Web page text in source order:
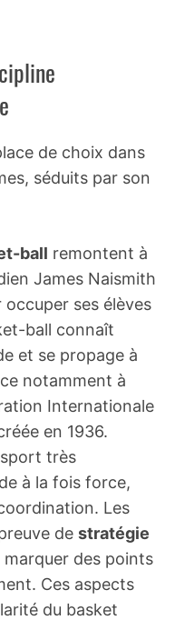
de choix dans
séduits par son
ball remontent à
James Naismith
ses élèves
ball connaît
et se propage à
notamment à
Internationale
en 1936.
très
à la fois force,
Les
de stratégie
marquer des points
Ces aspects
du basket